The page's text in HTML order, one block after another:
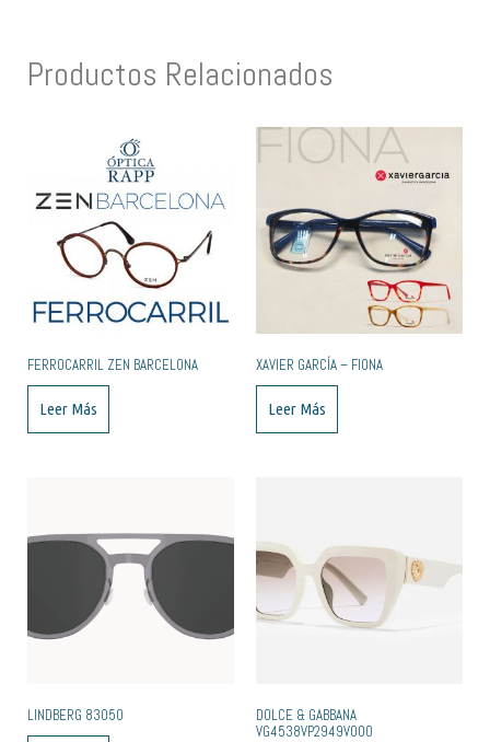
Productos Relacionados
FERROCARRIL ZEN BARCELONA
Leer Más
XAVIER GARCÍA – FIONA
Leer Más
LINDBERG 83050
DOLCE & GABBANA
VG4538VP2949V000